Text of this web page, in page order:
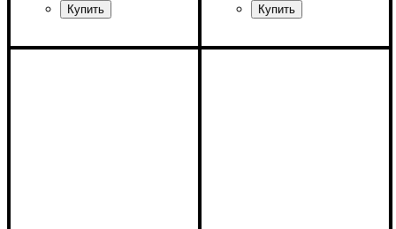
Ширина: 120,2 см
Ширина: 83,4 см